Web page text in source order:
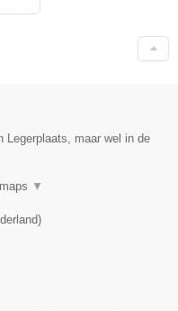
Legerplaats, maar wel in de
▼
)